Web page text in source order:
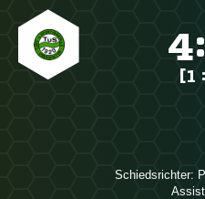
:
[1
Schiedsrichter: